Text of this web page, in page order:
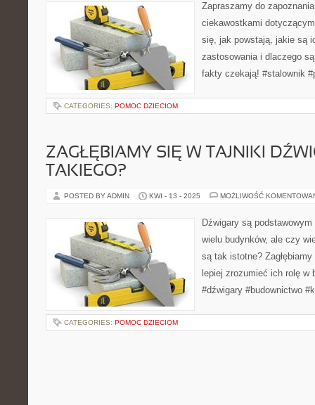
Zapraszamy do
ciekawostkami
się, jak powstają, jakie są
zastosowania i dlaczego
fakty czekają! #stalownik
CATEGORIES: POMOC DZIECIOM
ZAGŁĘBIAMY SIĘ W TAJNIKI
TAKIEGO?
POSTED BY ADMIN KWI - 13 - 2025 MOŻLIWOŚĆ
Dźwigary są
wielu budynków, ale czy
są tak istotne?
lepiej zrozumieć ich rolę w
#dźwigary #budownictwo
CATEGORIES: POMOC DZIECIOM